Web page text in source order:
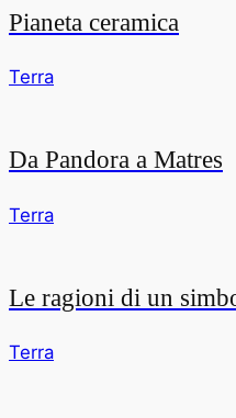
Pianeta ceramica
Terra
Da Pandora a Matres
Terra
Le ragioni di un
Terra